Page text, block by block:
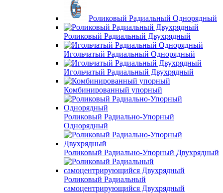
Роликовый Радиальный Однорядный
Роликовый Радиальный Двухрядный
Игольчатый Радиальный Однорядный
Игольчатый Радиальный Двухрядный
Комбинированный упорный
Роликовый Радиально-Упорный
Однорядный
Роликовый Радиально-Упорный Двухрядный
Роликовый Радиальный
самоцентрирующийся Двухрядный